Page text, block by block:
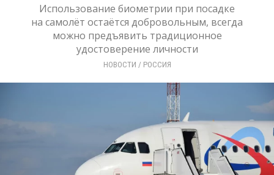
Использование биометрии при посадке
на самолёт остаётся добровольным, всегда
можно предъявить традиционное
удостоверение личности
НОВОСТИ / РОССИЯ